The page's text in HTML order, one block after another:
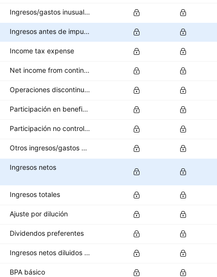
Ingresos/gastos inusuales
Ingresos antes de impuestos
Income tax expense
Net income from continuing operations
Operaciones discontinuas
Participación en beneficios
Participación no controladora/interés minoritario
Otros ingresos/gastos después de impuestos
Ingresos netos
Ingresos totales
Ajuste por dilución
Dividendos preferentes
Ingresos netos diluidos disponibles para los accionistas ordinarios
BPA básico